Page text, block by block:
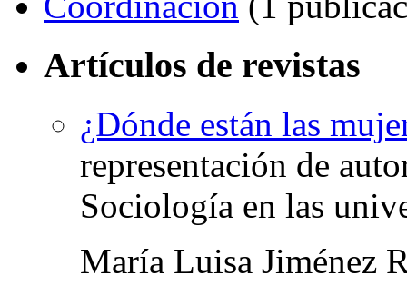
Artículos de revistas
¿Dónde están las
representación de
Sociología en las
María Luisa Jiménez